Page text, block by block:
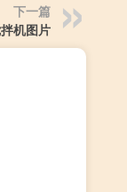
下一篇
机图片